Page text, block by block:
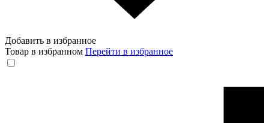
Добавить в избранное
Товар в избранном Перейти в избранное